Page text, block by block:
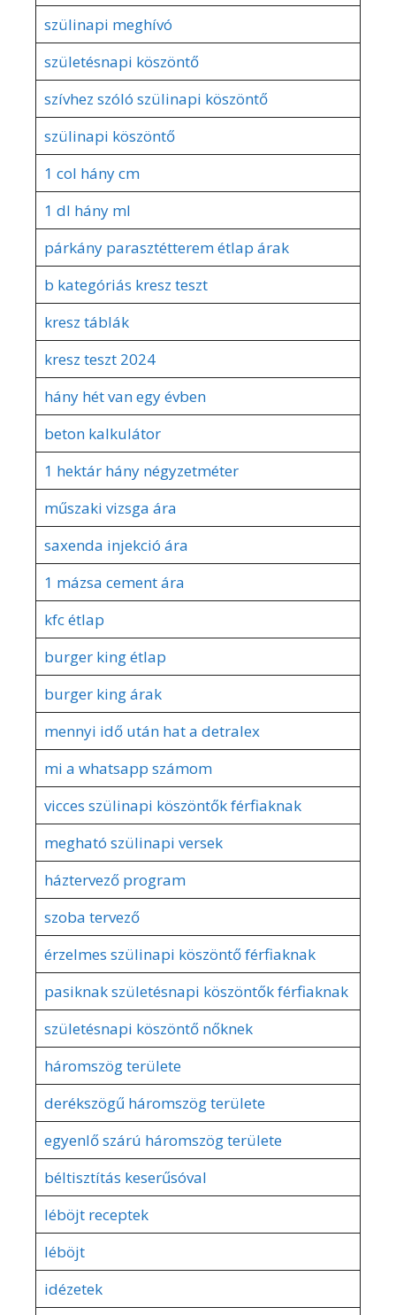
szülinapi meghívó
születésnapi köszöntő
szívhez szóló szülinapi köszöntő
szülinapi köszöntő
1 col hány cm
1 dl hány ml
párkány parasztétterem étlap árak
b kategóriás kresz teszt
kresz táblák
kresz teszt 2024
hány hét van egy évben
beton kalkulátor
1 hektár hány négyzetméter
műszaki vizsga ára
saxenda injekció ára
1 mázsa cement ára
kfc étlap
burger king étlap
burger king árak
mennyi idő után hat a detralex
mi a whatsapp számom
vicces szülinapi köszöntők férfiaknak
megható szülinapi versek
háztervező program
szoba tervező
érzelmes szülinapi köszöntő férfiaknak
pasiknak születésnapi köszöntők férfiaknak
születésnapi köszöntő nőknek
háromszög területe
derékszögű háromszög területe
egyenlő szárú háromszög területe
béltisztítás keserűsóval
léböjt receptek
léböjt
idézetek